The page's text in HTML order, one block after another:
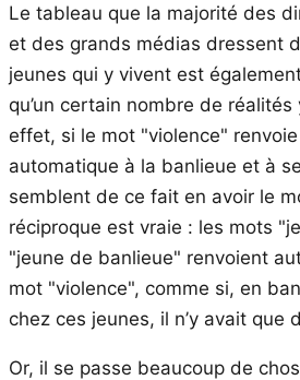
Le tableau que la majorité des
et des grands médias dressent
jeunes qui y vivent est
qu’un certain nombre de
effet, si le mot "violence"
automatique à la banlieue et à
semblent de ce fait en avoir le
réciproque est vraie : les mots
"jeune de banlieue" renvoient
mot "violence", comme si, en
chez ces jeunes, il n’y avait que
Or, il se passe beaucoup de